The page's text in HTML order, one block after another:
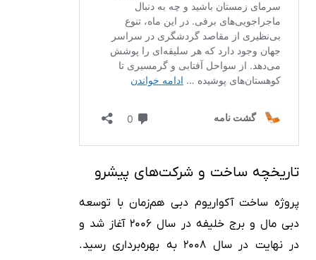
تاریخچه ساخت و شرکت‌های پیشرو
پروژه ساخت آکواریوم دبی هم‌زمان با توسعه
دبی مال و برج خلیفه در سال ۲۰۰۶ آغاز شد و
در نهایت در سال ۲۰۰۸ به بهره‌برداری رسید.